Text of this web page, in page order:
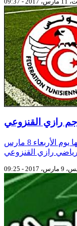
رازي القنزوعي
هاجم المكتب الجامعي لكرة القدم، في بلاغ لها يوم الأربعاء 8 مارس
- 09:25